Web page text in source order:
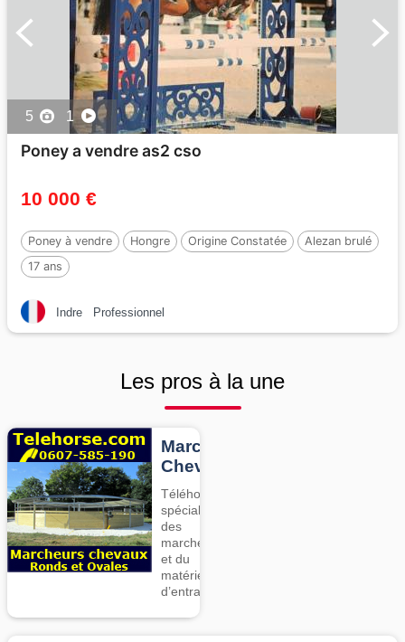
5 1
Poney a vendre as2 cso
10 000 €
Poney à vendre Hongre Origine Constatée
Alezan brulé
17 ans
Indre Professionnel
Les pros à la une
Marcheurs
Chevaux
Téléhorse,
spécialiste
des
marcheurs
et du
matériel
d’entrainement